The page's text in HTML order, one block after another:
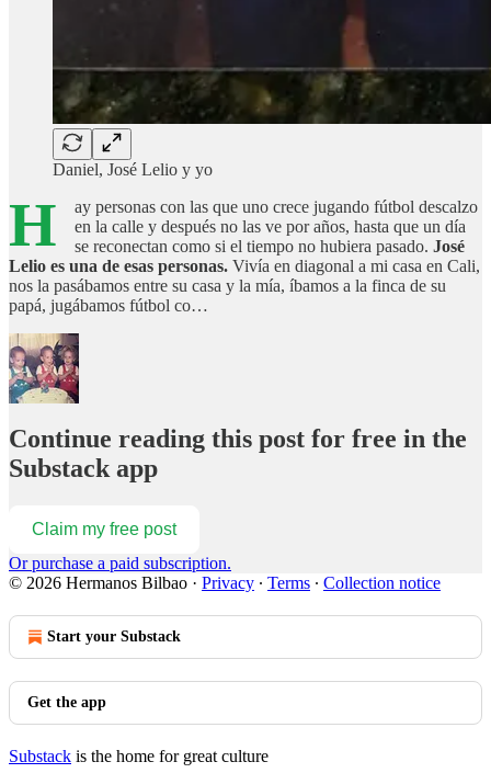
Daniel, José Lelio y yo
H
ay personas con las que uno crece jugando fútbol descalzo
en la calle y después no las ve por años, hasta que un día
se reconectan como si el tiempo no hubiera pasado. José
Lelio es una de esas personas. Vivía en diagonal a mi casa en Cali,
nos la pasábamos entre su casa y la mía, íbamos a la finca de su
papá, jugábamos fútbol co…
Continue reading this post for free in the
Substack app
Claim my free post
Or purchase a paid subscription.
© 2026 Hermanos Bilbao · Privacy ∙ Terms ∙ Collection notice
Start your Substack
Get the app
Substack is the home for great culture